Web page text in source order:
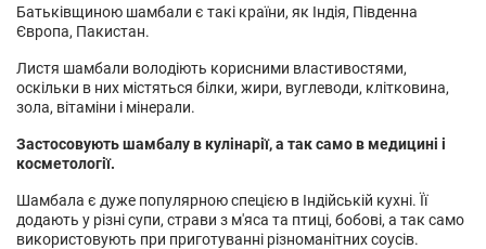
Батьківщиною шамбали є такі країни, як Індія, Південна
Європа, Пакистан.
Листя шамбали володіють корисними властивостями,
оскільки в них містяться білки, жири, вуглеводи, клітковина,
зола, вітаміни і мінерали.
Застосовують шамбалу в кулінарії, а так само в медицині і
косметології.
Шамбала є дуже популярною спецією в Індійській кухні. Її
додають у різні супи, страви з м'яса та птиці, бобові, а так само
використовують при приготуванні різноманітних соусів.